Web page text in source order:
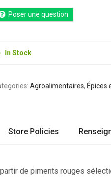
Poser une question
In Stock
Agroalimentaires, Épices
Store Policies
de piments rouges